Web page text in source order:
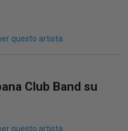
questo artista.
Club Band su
questo artista.